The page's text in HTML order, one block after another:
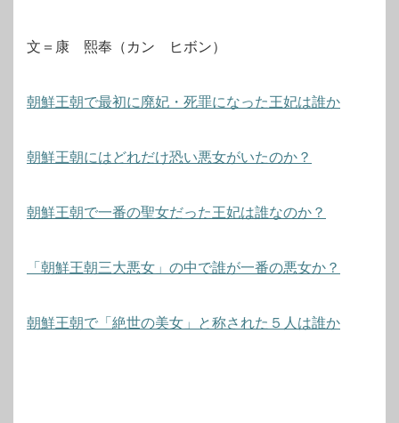
文＝康 熙奉（カン ヒボン）
朝鮮王朝で最初に廃妃・死罪になった王妃は誰か
朝鮮王朝にはどれだけ恐い悪女がいたのか？
朝鮮王朝で一番の聖女だった王妃は誰なのか？
「朝鮮王朝三大悪女」の中で誰が一番の悪女か？
朝鮮王朝で「絶世の美女」と称された５人は誰か